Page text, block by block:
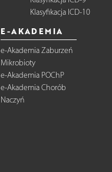
Klasyfikacja ICD-10
E-AKADEMIA
e-Akademia Zaburzeń
Mikrobioty
e-Akademia POChP
e-Akademia Chorób
Naczyń